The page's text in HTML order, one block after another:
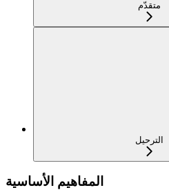
متقدّم
الترحيل
المفاهيم الأساسية